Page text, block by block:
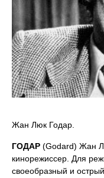
Жан Люк Годар.
ГОДАР (Godard) Жан
кинорежиссер. Для
своеобразный и